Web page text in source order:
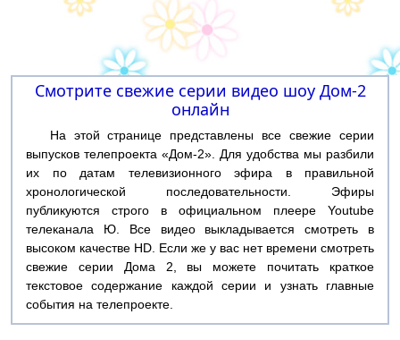
Смотрите свежие серии видео шоу Дом-2
онлайн
На этой странице представлены все свежие серии
выпусков телепроекта «Дом-2». Для удобства мы разбили
их по датам телевизионного эфира в правильной
хронологической последовательности. Эфиры
публикуются строго в официальном плеере Youtube
телеканала Ю. Все видео выкладывается смотреть в
высоком качестве HD. Если же у вас нет времени смотреть
свежие серии Дома 2, вы можете почитать краткое
текстовое содержание каждой серии и узнать главные
события на телепроекте.